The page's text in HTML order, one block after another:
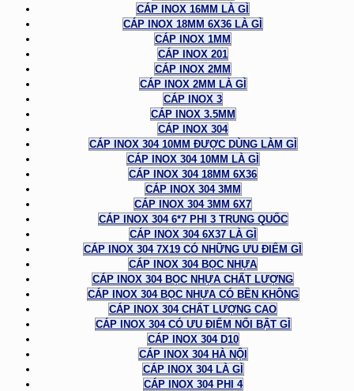
CÁP INOX 16MM LÀ GÌ
CÁP INOX 18MM 6X36 LÀ GÌ
CÁP INOX 1MM
CÁP INOX 201
CÁP INOX 2MM
CÁP INOX 2MM LÀ GÌ
CÁP INOX 3
CÁP INOX 3.5MM
CÁP INOX 304
CÁP INOX 304 10MM ĐƯỢC DÙNG LÀM GÌ
CÁP INOX 304 10MM LÀ GÌ
CÁP INOX 304 18MM 6X36
CÁP INOX 304 3MM
CÁP INOX 304 3MM 6X7
CÁP INOX 304 6*7 PHI 3 TRUNG QUỐC
CÁP INOX 304 6X37 LÀ GÌ
CÁP INOX 304 7X19 CÓ NHỮNG ƯU ĐIỂM GÌ
CÁP INOX 304 BỌC NHỰA
CÁP INOX 304 BỌC NHỰA CHẤT LƯỢNG
CÁP INOX 304 BỌC NHỰA CÓ BỀN KHÔNG
CÁP INOX 304 CHẤT LƯỢNG CAO
CÁP INOX 304 CÓ ƯU ĐIỂM NỔI BẬT GÌ
CÁP INOX 304 D10
CÁP INOX 304 HÀ NỘI
CÁP INOX 304 LÀ GÌ
CÁP INOX 304 PHI 4